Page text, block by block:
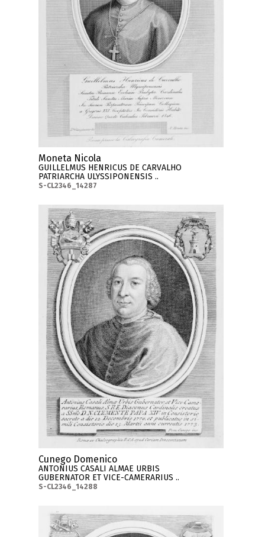
Moneta Nicola
GUILLELMUS HENRICUS DE CARVALHO
PATRIARCHA ULYSSIPONENSIS ..
S-CL2346_14287
Cunego Domenico
ANTONIUS CASALI ALMAE URBIS
GUBERNATOR ET VICE-CAMERARIUS ..
S-CL2346_14288